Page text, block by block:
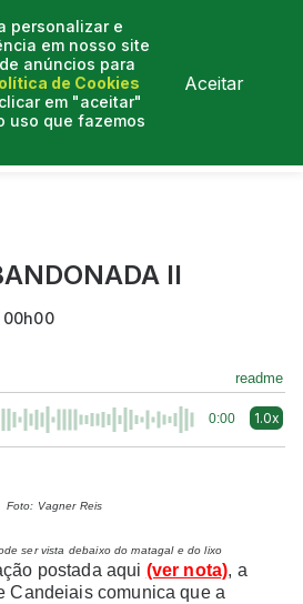
personalizar e
em nosso site
anúncios para
de Cookies
em "aceitar"
uso que fazemos
Aceitar
II
readme
0:00 1.0x
Foto: Vagner Reis
ser vista debaixo do matagal e do lixo
postada aqui (ver nota), a
Candeiais comunica que a